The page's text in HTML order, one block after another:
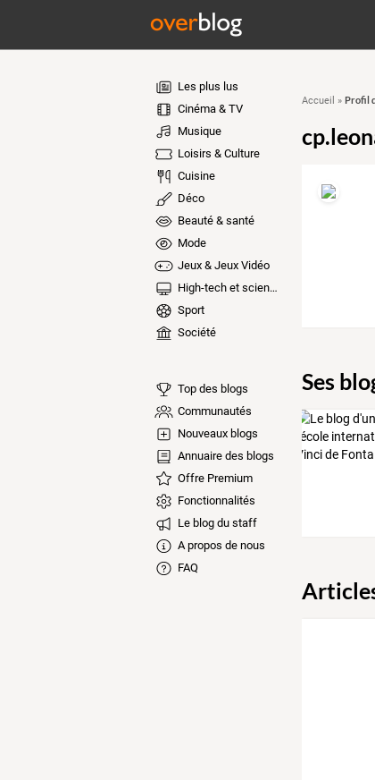
Les plus lus
Cinéma & TV
Musique
Loisirs & Culture
Cuisine
Déco
Beauté & santé
Mode
Jeux & Jeux Vidéo
High-tech et sciences
Sport
Société
Top des blogs
Communautés
Nouveaux blogs
Annuaire des blogs
Offre Premium
Fonctionnalités
Le blog du staff
A propos de nous
FAQ
Accueil » Profil
Ses